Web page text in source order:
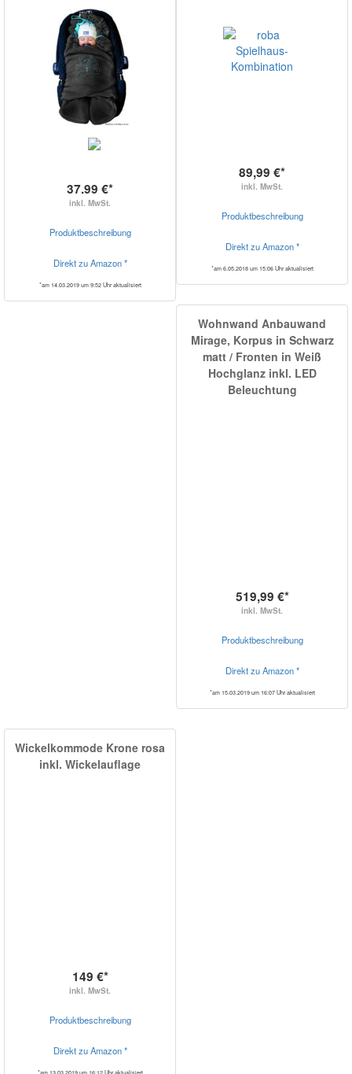
37.99 €*
inkl. MwSt.
Produktbeschreibung
Direkt zu Amazon *
*am 14.03.2019 um 9:52 Uhr aktualisiert
89,99 €*
inkl. MwSt.
Produktbeschreibung
Direkt zu Amazon *
*am 6.05.2018 um 15:06 Uhr aktualisiert
Wohnwand Anbauwand
Mirage, Korpus in Schwarz
matt / Fronten in Weiß
Hochglanz inkl. LED
Beleuchtung
519,99 €*
inkl. MwSt.
Produktbeschreibung
Direkt zu Amazon *
*am 15.03.2019 um 16:07 Uhr aktualisiert
Wickelkommode Krone rosa
inkl. Wickelauflage
149 €*
inkl. MwSt.
Produktbeschreibung
Direkt zu Amazon *